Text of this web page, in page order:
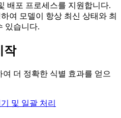
배포 프로세스를 지원합니다.
여 모델이 항상 최신 상태와 최
있습니다.
작
더 정확한 식별 효과를 얻으
및 일괄 처리